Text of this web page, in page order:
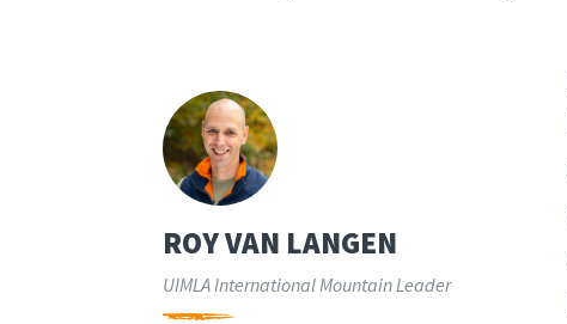
ROY VAN LANGEN
UIMLA International Mountain Leader